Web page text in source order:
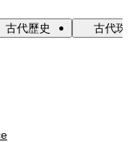
古代歷史 古代